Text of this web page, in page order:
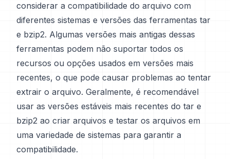
considerar a compatibilidade do arquivo com
diferentes sistemas e versões das ferramentas tar
e bzip2. Algumas versões mais antigas dessas
ferramentas podem não suportar todos os
recursos ou opções usados em versões mais
recentes, o que pode causar problemas ao tentar
extrair o arquivo. Geralmente, é recomendável
usar as versões estáveis mais recentes do tar e
bzip2 ao criar arquivos e testar os arquivos em
uma variedade de sistemas para garantir a
compatibilidade.